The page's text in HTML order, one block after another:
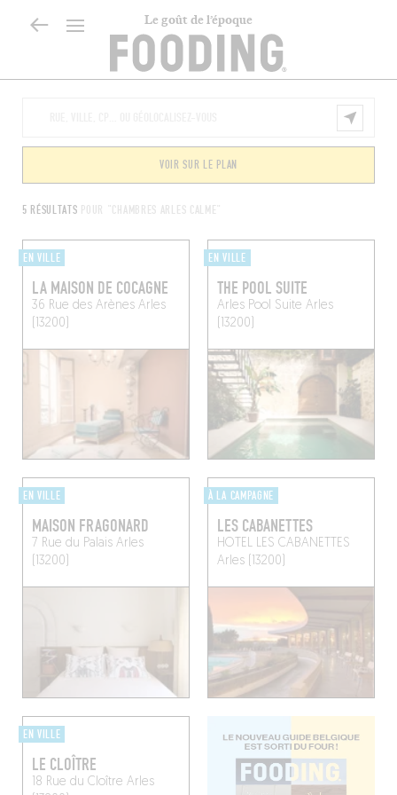
Le goût de l’époque
5 RÉSULTATS POUR "CHAMBRES ARLES CALME"
VOIR SUR LE PLAN
EN VILLE
LA MAISON DE COCAGNE
36 Rue des ArènesArles
(13200)
EN VILLE
THE POOL SUITE
Arles Pool Suite Arles
(13200)
EN VILLE
MAISON FRAGONARD
7 Rue du PalaisArles
(13200)
À LA CAMPAGNE
LES CABANETTES
HOTEL LES CABANETTES
Arles (13200)
EN VILLE
LE CLOÎTRE
18 Rue du Cloître Arles